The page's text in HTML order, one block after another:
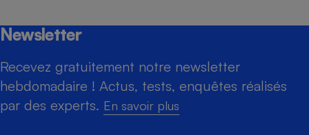
Newsletter
Recevez gratuitement notre newsletter
hebdomadaire ! Actus, tests, enquêtes réalisés
par des experts. En savoir plus